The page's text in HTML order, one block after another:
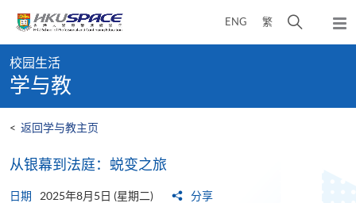
content
ENG 繁
开
弹
出
content
start
校园生活
学与教
< 返回学与教主页
从银幕到法庭：蜕变之旅
日期 2025年8月5日 (星期二) 分享